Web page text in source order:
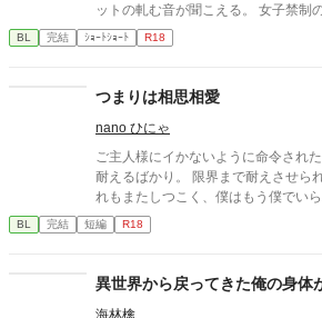
ットの軋む音が聞こえる。 女子禁制
BL 完結 ｼｮｰﾄｼｮｰﾄ R18
つまりは相思相愛
nano ひにゃ
ご主人様にイかないように命令され
耐えるばかり。 限界まで耐えさせら
れもまたしつこく、僕はもう僕でいられない。 とこ
たいご主人様は目的達成のために僕
す。 最初からＲ表現です、ご注意く
BL 完結 短編 R18
異世界から戻ってきた俺の身体
海林檎